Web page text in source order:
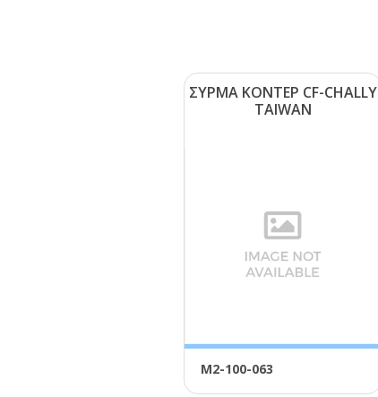
ΣΥΡΜΑ ΚΟΝΤΕΡ CF-CΗΑLLΥ
ΤΑΙWΑΝ
Μ2-100-063